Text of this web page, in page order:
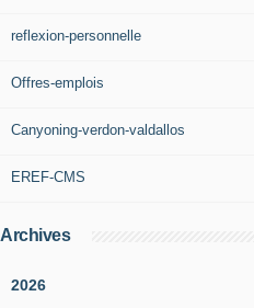
reflexion-personnelle
Offres-emplois
Canyoning-verdon-valdallos
EREF-CMS
Archives
2026